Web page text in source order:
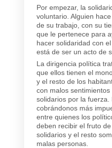
Por empezar, la
voluntario. Alguien
de su trabajo, con su
que le pertenece para
hacer solidaridad con
está de ser un acto de
La dirigencia política
que ellos tienen el
y el resto de los
con malos
solidarios por la fuerza.
cobrándonos más
entre quienes los
deben recibir el fruto
solidarios y el resto
malas personas.